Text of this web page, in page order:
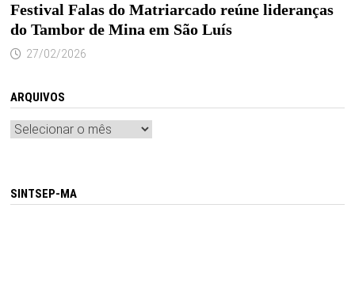
Festival Falas do Matriarcado reúne lideranças
do Tambor de Mina em São Luís
27/02/2026
ARQUIVOS
Arquivos
SINTSEP-MA